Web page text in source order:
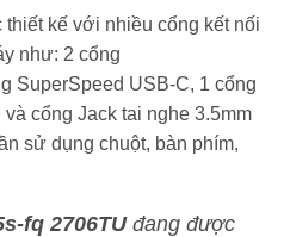
kế với nhiều cổng kết nối
như: 2 cổng
SuperSpeed USB-C, 1 cổng
cổng Jack tai nghe 3.5mm
sử dụng chuột, bàn phím,
fq 2706TUđang được